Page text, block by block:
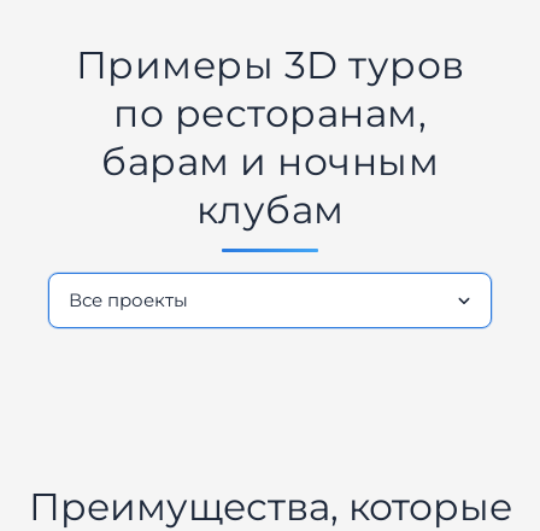
Примеры 3D туров
по ресторанам,
барам и ночным
клубам
Преимущества, которые